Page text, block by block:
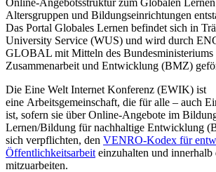
Altersgruppen und Bildungseinrichtungen
Das Portal Globales Lernen befindet sich in
University Service (WUS) und wird durch
GLOBAL mit Mitteln des
Zusammenarbeit und Entwicklung (BMZ)
Die Eine Welt Internet Konferenz (EWIK) ist
eine Arbeitsgemeinschaft, die für alle – auch
ist, sofern sie über Online-Angebote im
Lernen/Bildung für nachhaltige Entwicklung
sich verpflichten, den VENRO-Kodex für
Öffentlichkeitsarbeit einzuhalten und
mitzuarbeiten.